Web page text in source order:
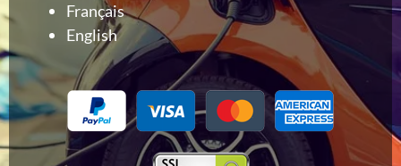
Français
English